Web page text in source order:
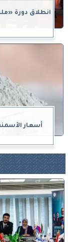
انطلاق دورة
أسعار الأسمنت اليوم